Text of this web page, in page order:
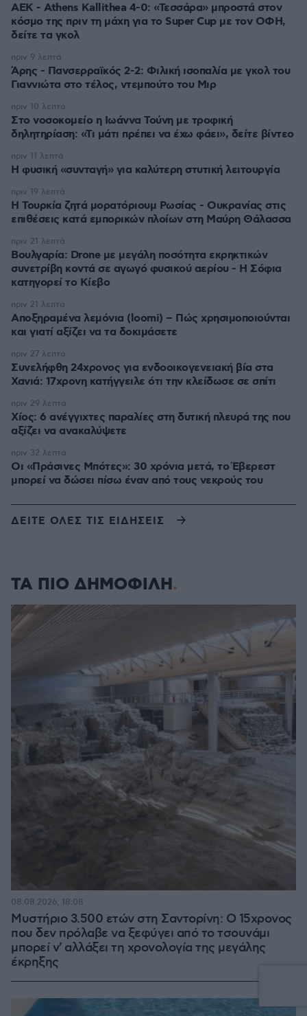
ΑΕΚ - Athens Kallithea 4-0: «Τεσσάρα» μπροστά στον
κόσμο της πριν τη μάχη για το Super Cup με τον ΟΦΗ,
δείτε τα γκολ
Άρης - Πανσερραϊκός 2-2: Φιλική ισοπαλία με γκολ του
Γιαννιώτα στο τέλος, ντεμπούτο του Μιρ
πριν 9 λεπτά
Στο νοσοκομείο η Ιωάννα Τούνη με τροφική
δηλητηρίαση: «Τι μάτι πρέπει να έχω φάει», δείτε βίντεο
πριν 10 λεπτά
Η φυσική «συνταγή» για καλύτερη στυτική λειτουργία
πριν 11 λεπτά
Η Τουρκία ζητά μορατόριουμ Ρωσίας - Ουκρανίας στις
επιθέσεις κατά εμπορικών πλοίων στη Μαύρη Θάλασσα
πριν 19 λεπτά
Βουλγαρία: Drone με μεγάλη ποσότητα εκρηκτικών
συνετρίβη κοντά σε αγωγό φυσικού αερίου - Η Σόφια
κατηγορεί το Κίεβο
πριν 21 λεπτά
Αποξηραμένα λεμόνια (loomi) – Πώς χρησιμοποιούνται
και γιατί αξίζει να τα δοκιμάσετε
πριν 21 λεπτά
Συνελήφθη 24χρονος για ενδοοικογενειακή βία στα
Χανιά: 17χρονη κατήγγειλε ότι την κλείδωσε σε σπίτι
πριν 27 λεπτά
Χίος: 6 ανέγγιχτες παραλίες στη δυτική πλευρά της που
αξίζει να ανακαλύψετε
πριν 29 λεπτά
Οι «Πράσινες Μπότες»: 30 χρόνια μετά, το Έβερεστ
μπορεί να δώσει πίσω έναν από τους νεκρούς του
πριν 32 λεπτά
ΔΕΙΤΕ ΟΛΕΣ ΤΙΣ ΕΙΔΗΣΕΙΣ
ΤΑ ΠΙΟ ΔΗΜΟΦΙΛΗ
Μυστήριο 3.500 ετών στη Σαντορίνη: Ο 15χρονος
που δεν πρόλαβε να ξεφύγει από το τσουνάμι
μπορεί ν' αλλάξει τη χρονολογία της μεγάλης
έκρηξης
08.08.2026, 18:08